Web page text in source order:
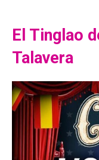
El Tinglao
Talavera